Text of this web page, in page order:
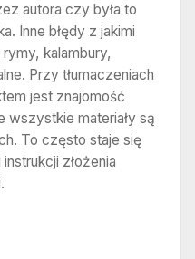
autora czy była to
Inne błędy z jakimi
kalambury,
Przy tłumaczeniach
jest znajomość
wszystkie materiały są
To często staje się
złożenia